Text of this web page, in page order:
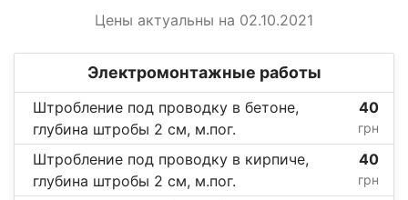
Цены актуальны на 02.10.2021
Электромонтажные работы
Штробление под проводку в бетоне,
глубина штробы 2 см, м.пог.
40
грн
Штробление под проводку в кирпиче,
глубина штробы 2 см, м.пог.
40
грн